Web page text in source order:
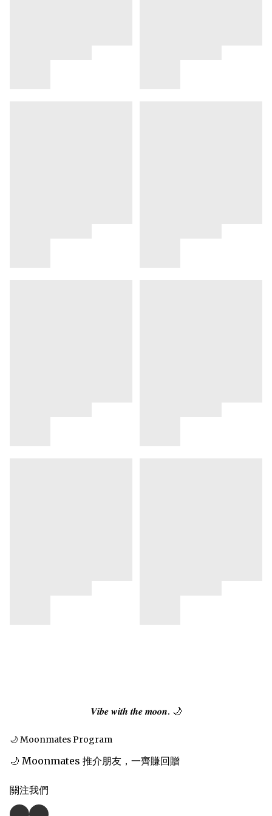
𝑽𝒊𝒃𝒆 𝒘𝒊𝒕𝒉 𝒕𝒉𝒆 𝒎𝒐𝒐𝒏. 🌙
🌙 Moonmates Program
🌙 Moonmates 推介朋友，一齊賺回贈
關注我們